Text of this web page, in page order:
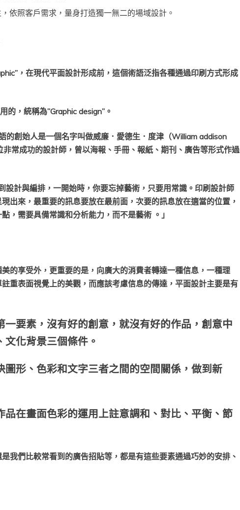
依照客戶需求，量身打造獨一無二的場域設計。
，在現代平面設計形成前，這個術語泛指各種通過印刷方式形成
的，統稱為”Graphic design”。
的創始人是一個名字叫做威廉．愛德生．度津（William addison
非常成功的設計師，曾以海報、手冊、報紙、期刊、廣告等形式作過
設計與編排，一開始時，你要忘掉藝術，只要用常識。印刷設計師
出來，最重要的訊息要放在最前面，次要的訊息放在適當的位置，
，需要具備常識和分析能力，而不是藝術 。」
的享受外，更重要的是，向廣大的消費者轉達一種信息，一種理
重表面視覺上的美觀，而應該考慮信息的傳達，平面設計主要是有
一要素，沒有好的創意，就沒有好的作品，創意中
化背景三個條件。
形、色彩和文字三者之間的空間關係，做到新
品在畫面色彩的運用上註意調和、對比、平衡、節
我們比較常看到的廣告招貼等，都是有這些要素通過巧妙的安排、